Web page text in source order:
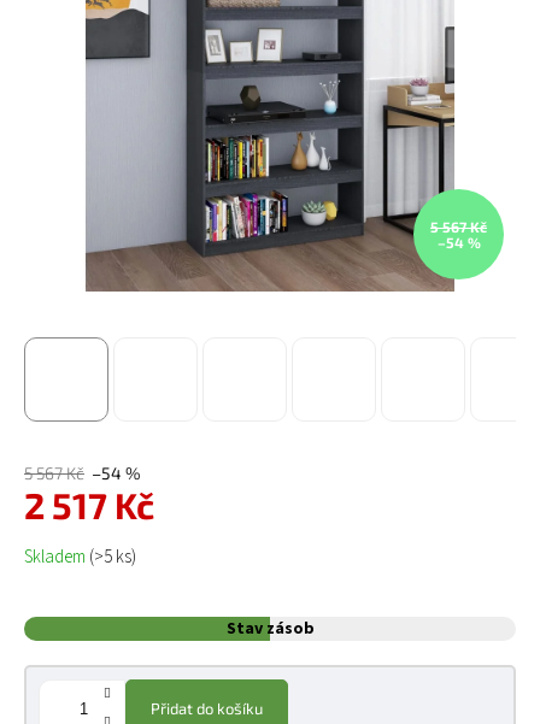
5 567 Kč
–54 %
5 567 Kč –54 %
2 517 Kč
Měrná cena:
Skladem (>5 ks)
Stav zásob
Přidat do košíku